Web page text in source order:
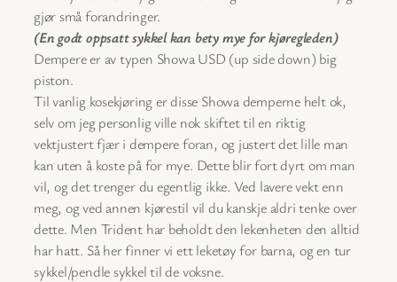
gjør små forandringer.
(En godt oppsatt sykkel kan bety mye for kjøregleden)
Dempere er av typen Showa USD (up side down) big
piston.
Til vanlig kosekjøring er disse Showa demperne helt ok,
selv om jeg personlig ville nok skiftet til en riktig
vektjustert fjær i dempere foran, og justert det lille man
kan uten å koste på for mye. Dette blir fort dyrt om man
vil, og det trenger du egentlig ikke. Ved lavere vekt enn
meg, og ved annen kjørestil vil du kanskje aldri tenke over
dette. Men Trident har beholdt den lekenheten den alltid
har hatt. Så her finner vi ett leketøy for barna, og en tur
sykkel/pendle sykkel til de voksne.